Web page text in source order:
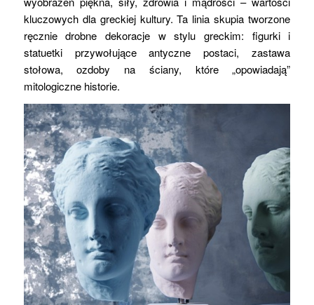
kluczowych dla greckiej kultury. Ta linia skupia tworzone
ręcznie drobne dekoracje w stylu greckim: figurki i
statuetki przywołujące antyczne postaci, zastawa
stołowa, ozdoby na ściany, które „opowiadają”
mitologiczne historie.